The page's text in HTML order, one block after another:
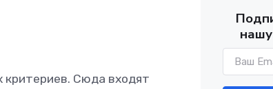
критериев. Сюда входят